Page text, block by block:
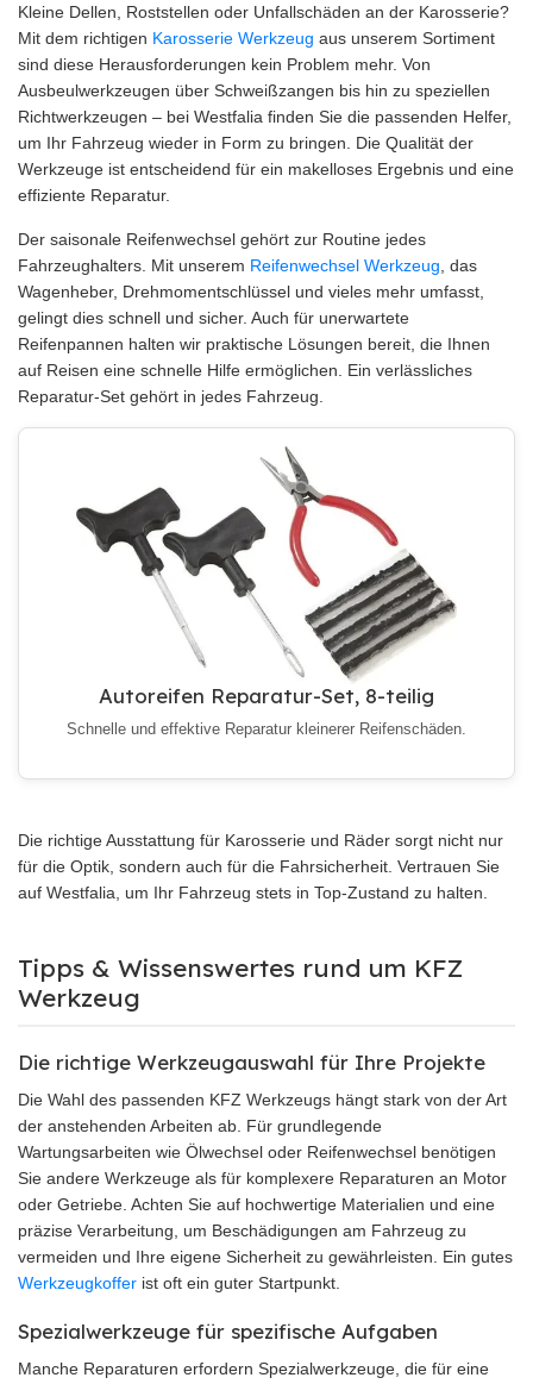
Kleine Dellen, Roststellen oder Unfallschäden an der Karosserie?
Mit dem richtigen Karosserie Werkzeug aus unserem Sortiment
sind diese Herausforderungen kein Problem mehr. Von
Ausbeulwerkzeugen über Schweißzangen bis hin zu speziellen
Richtwerkzeugen – bei Westfalia finden Sie die passenden Helfer,
um Ihr Fahrzeug wieder in Form zu bringen. Die Qualität der
Werkzeuge ist entscheidend für ein makelloses Ergebnis und eine
effiziente Reparatur.
Der saisonale Reifenwechsel gehört zur Routine jedes
Fahrzeughalters. Mit unserem Reifenwechsel Werkzeug, das
Wagenheber, Drehmomentschlüssel und vieles mehr umfasst,
gelingt dies schnell und sicher. Auch für unerwartete
Reifenpannen halten wir praktische Lösungen bereit, die Ihnen
auf Reisen eine schnelle Hilfe ermöglichen. Ein verlässliches
Reparatur-Set gehört in jedes Fahrzeug.
Autoreifen Reparatur-Set, 8-teilig
Schnelle und effektive Reparatur kleinerer Reifenschäden.
Die richtige Ausstattung für Karosserie und Räder sorgt nicht nur
für die Optik, sondern auch für die Fahrsicherheit. Vertrauen Sie
auf Westfalia, um Ihr Fahrzeug stets in Top-Zustand zu halten.
Tipps & Wissenswertes rund um KFZ
Werkzeug
Die richtige Werkzeugauswahl für Ihre Projekte
Die Wahl des passenden KFZ Werkzeugs hängt stark von der Art
der anstehenden Arbeiten ab. Für grundlegende
Wartungsarbeiten wie Ölwechsel oder Reifenwechsel benötigen
Sie andere Werkzeuge als für komplexere Reparaturen an Motor
oder Getriebe. Achten Sie auf hochwertige Materialien und eine
präzise Verarbeitung, um Beschädigungen am Fahrzeug zu
vermeiden und Ihre eigene Sicherheit zu gewährleisten. Ein gutes
Werkzeugkoffer ist oft ein guter Startpunkt.
Spezialwerkzeuge für spezifische Aufgaben
Manche Reparaturen erfordern Spezialwerkzeuge, die für eine